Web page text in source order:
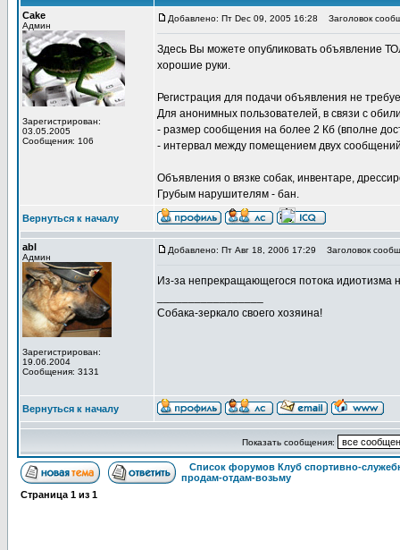
Cake
Админ
Зарегистрирован:
03.05.2005
Сообщения: 106
Добавлено: Пт Dec 09, 2005 16:28 Заголовок
Здесь Вы можете опубликовать объявление
хорошие руки.
Регистрация для подачи объявления не
Для анонимных пользователей, в связи с
- размер сообщения на более 2 Кб (вполне
- интервал между помещением двух
Объявления о вязке собак, инвентаре,
Грубым нарушителям - бан.
Вернуться к началу
abl
Админ
Зарегистрирован:
19.06.2004
Сообщения: 3131
Добавлено: Пт Авг 18, 2006 17:29 Заголовок
Из-за непрекращающегося потока
Собака-зеркало своего хозяина!
Вернуться к началу
Показать сообщения:
Список форумов Клуб спортивно-
продам-отдам-возьму
Страница 1 из 1